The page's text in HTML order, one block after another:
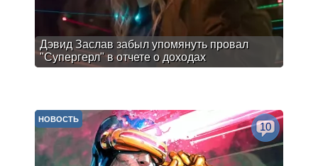
Дэвид Заслав забыл упомянуть провал
"Супергерл" в отчете о доходах
НОВОСТЬ
10